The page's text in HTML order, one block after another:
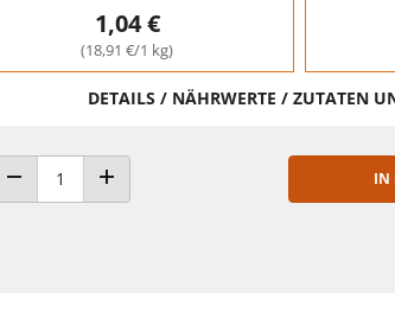
1,04 €
(18,91 €/1 kg)
DETAILS / NÄHRWERTE / ZUTATEN
ANZAHL VERRINGERNANZAHL ERHÖHEN
IN